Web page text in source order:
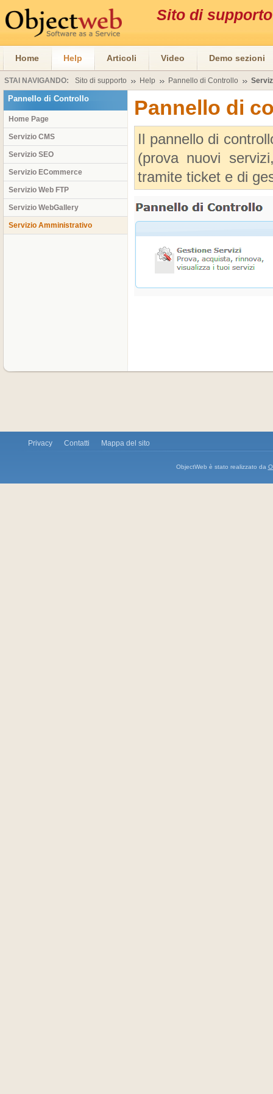
Sito di
Home Help Articoli Video Demo sezioni
STAI NAVIGANDO: Sito di supporto Help Pannello di Controllo
Pannello di Controllo
Home Page
Servizio CMS
Servizio SEO
Servizio ECommerce
Servizio Web FTP
Servizio WebGallery
Servizio Amministrativo
Pannello di
Il pannello di
(prova nuovi
tramite ticket e di
Privacy Contatti Mappa del sito
ObjectWeb è stato realizzato da